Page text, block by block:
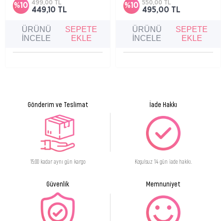
%10
449,10 TL
499,00 TL
ÜRÜNÜ
İNCELE
SEPETE
EKLE
%10
495,00 TL
550,00 TL
ÜRÜNÜ
İNCELE
SEPETE
EKLE
Gönderim ve Teslimat
15:00 kadar aynı gün kargo
İade Hakkı
Koşulsuz 14 gün iade hakkı.
Güvenlik Memnuniyet